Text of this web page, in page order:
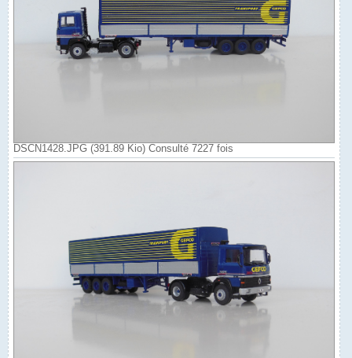
DSCN1428.JPG (391.89 Kio) Consulté 7227 fois